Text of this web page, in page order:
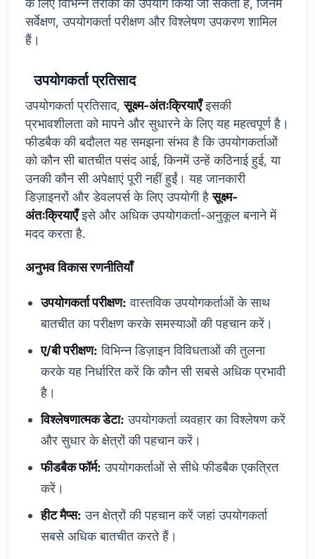
के लिए विभिन्न तरीकों का उपयोग किया जा सकता है, जिनमें
सर्वेक्षण, उपयोगकर्ता परीक्षण और विश्लेषण उपकरण शामिल
हैं।
उपयोगकर्ता प्रतिसाद
उपयोगकर्ता प्रतिसाद,सूक्ष्म-अंतःक्रियाएँइसकी
प्रभावशीलता को मापने और सुधारने के लिए यह महत्वपूर्ण है।
फीडबैक की बदौलत यह समझना संभव है कि उपयोगकर्ताओं
को कौन सी बातचीत पसंद आई, किनमें उन्हें कठिनाई हुई, या
उनकी कौन सी अपेक्षाएं पूरी नहीं हुईं। यह जानकारी
डिज़ाइनरों और डेवलपर्स के लिए उपयोगी हैसूक्ष्म-
अंतःक्रियाएँइसे और अधिक उपयोगकर्ता-अनुकूल बनाने में
मदद करता है.
अनुभव विकास रणनीतियाँ
उपयोगकर्ता परीक्षण: वास्तविक उपयोगकर्ताओं के साथ
बातचीत का परीक्षण करके समस्याओं की पहचान करें।
ए/बी परीक्षण: विभिन्न डिज़ाइन विविधताओं की तुलना
करके यह निर्धारित करें कि कौन सी सबसे अधिक प्रभावी
है।
विश्लेषणात्मक डेटा: उपयोगकर्ता व्यवहार का विश्लेषण करें
और सुधार के क्षेत्रों की पहचान करें।
फीडबैक फॉर्म: उपयोगकर्ताओं से सीधे फीडबैक एकत्रित
करें।
हीट मैप्स: उन क्षेत्रों की पहचान करें जहां उपयोगकर्ता
सबसे अधिक बातचीत करते हैं।